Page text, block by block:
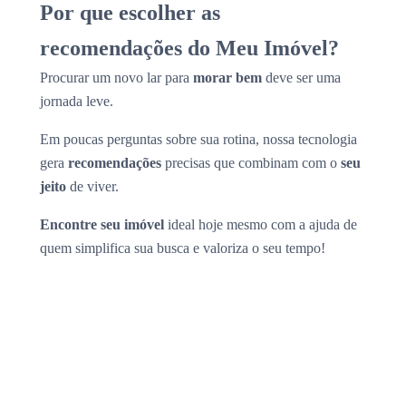
Por que escolher as
recomendações do Meu Imóvel?
Procurar um novo lar para morar bem deve ser uma
jornada leve.
Em poucas perguntas sobre sua rotina, nossa tecnologia
gera recomendações precisas que combinam com o seu
jeito de viver.
Encontre seu imóvel ideal hoje mesmo com a ajuda de
quem simplifica sua busca e valoriza o seu tempo!